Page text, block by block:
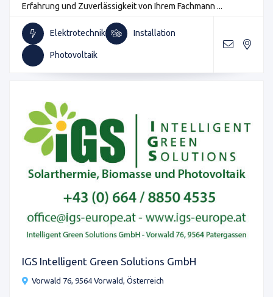
Erfahrung und Zuverlässigkeit von Ihrem Fachmann ...
Elektrotechnik Installation
Photovoltaik
IGS Intelligent Green Solutions GmbH
Vorwald 76, 9564 Vorwald, Österreich